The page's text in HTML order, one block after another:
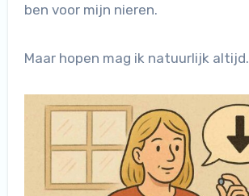
ben voor mijn nieren.
Maar hopen mag ik natuurlijk altijd.